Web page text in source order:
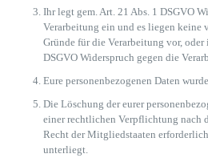
Ihr legt gem. Art. 21 Abs. 1 DSGVO
Verarbeitung ein und es liegen keine
Gründe für die Verarbeitung vor, oder
DSGVO Widerspruch gegen die
Eure personenbezogenen Daten
Die Löschung der eurer
einer rechtlichen Verpflichtung nach
Recht der Mitgliedstaaten
unterliegt.